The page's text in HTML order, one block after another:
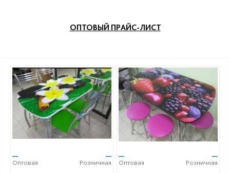
ОПТОВЫЙ ПРАЙС-ЛИСТ
—
Оптовая
—
Розничная
—
Оптовая
—
Розничная